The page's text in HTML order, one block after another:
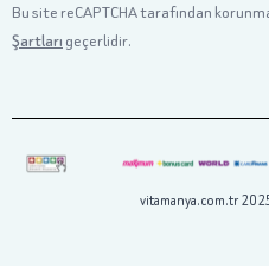
Bu site reCAPTCHA tarafından
Şartları geçerlidir.
vitamanya.com.tr